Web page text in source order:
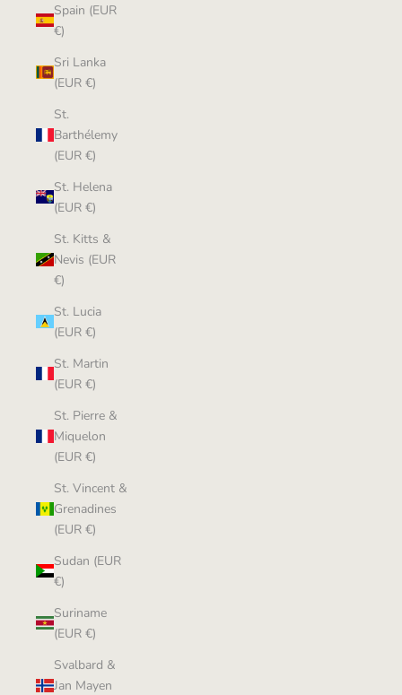
Spain (EUR
€)
Sri Lanka
(EUR €)
St.
Barthélemy
(EUR €)
St. Helena
(EUR €)
St. Kitts &
Nevis (EUR
€)
St. Lucia
(EUR €)
St. Martin
(EUR €)
St. Pierre &
Miquelon
(EUR €)
St. Vincent &
Grenadines
(EUR €)
Sudan (EUR
€)
Suriname
(EUR €)
Svalbard &
Jan Mayen